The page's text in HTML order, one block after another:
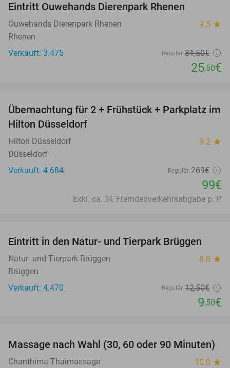
Eintritt Ouwehands Dierenpark Rhenen
Ouwehands Dierenpark Rhenen 9.5 star
Rhenen
Verkauft: 3.475
Regulär 31,50€
25,50€
63%
Übernachtung für 2 + Frühstück + Parkplatz im
Hilton Düsseldorf
Hilton Düsseldorf 9.2 star
Düsseldorf
Verkauft: 4.684
Regulär 269€
99€
Exkl. ca. 3€ Fremdenverkehrsabgabe p. P.
24%
Eintritt in den Natur- und Tierpark Brüggen
Natur- und Tierpark Brüggen 8.8 star
Brüggen
Verkauft: 4.470
Regulär 12,50€
9,50€
34%
Massage nach Wahl (30, 60 oder 90 Minuten)
Chanthima Thaimassage 10.0 star